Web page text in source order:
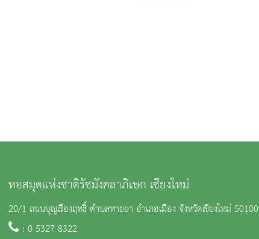
หอสมุดแห่งชาติรัชมังคลาภิเษก เชียงใหม่
20/1 ถนนบุญเรืองฤทธิ์ ตำบลหายยา อำเภอเมือง จังหวัดเชียงใหม่ 50100
: 0 5327 8322